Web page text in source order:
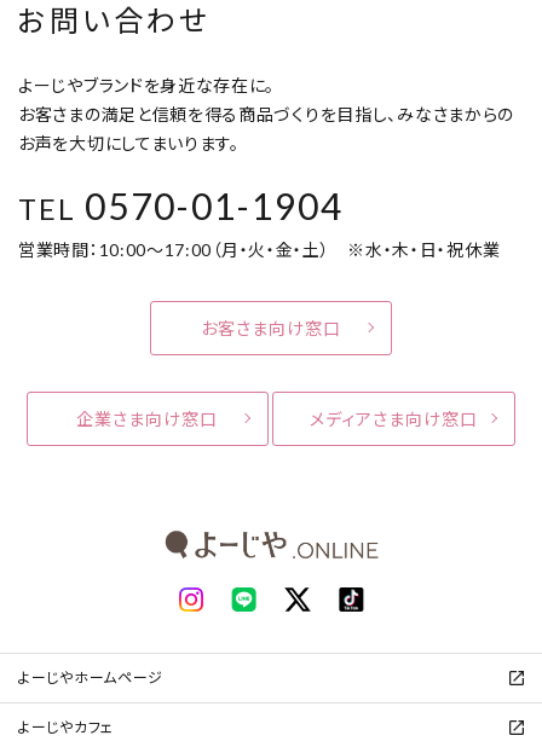
お問い合わせ
よーじやブランドを身近な存在に。
お客さまの満足と信頼を得る商品づくりを目指し、みなさまからの
お声を大切にしてまいります。
TEL 0570-01-1904
営業時間：10:00～17:00（月・火・金・土） ※水・木・日・祝休業
お客さま向け窓口
企業さま向け窓口 メディアさま向け窓口
よーじやホームページ
よーじやカフェ